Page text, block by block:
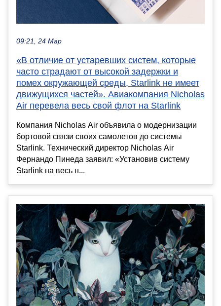
09:21, 24 Мар
«В отличие от устаревших систем, которые
часто страдают от высокой задержки и
помех окружающей среды, Starlink не имеет
движущихся частей». Авиакомпания Nicholas
Air перевела весь свой флот на Starlink
Компания Nicholas Air объявила о модернизации
бортовой связи своих самолетов до системы
Starlink. Технический директор Nicholas Air
Фернандо Пинеда заявил: «Установив систему
Starlink на весь н...